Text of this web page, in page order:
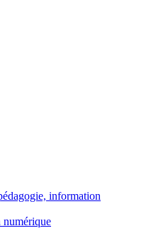
information